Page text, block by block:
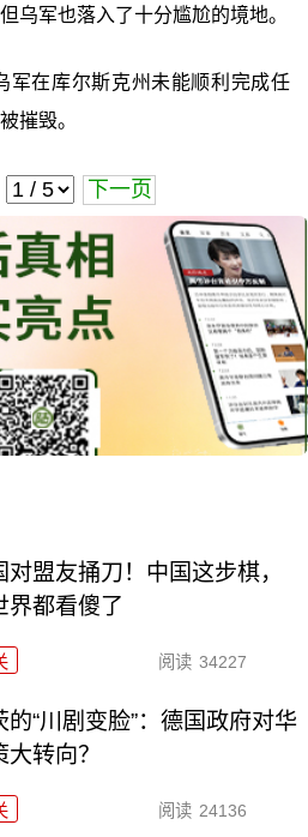
乌军也落入了十分尴尬的境地。
军在库尔斯克州未能顺利完成任
摧毁。
下一页
对盟友捅刀！中国这步棋，
界都看傻了
阅读 34227
的“川剧变脸”：德国政府对华
大转向？
阅读 24136